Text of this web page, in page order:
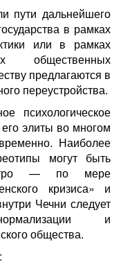
пути дальнейшего
в рамках
или в рамках
общественных
предлагаются в
переустройства.
психологическое
элиты во многом
Наиболее
могут быть
— по мере
кризиса» и
Чечни следует
и
общества.
: